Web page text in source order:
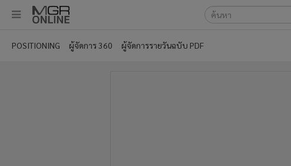
หน้าหลัก
POSITIONING ผู้จัดการ 360 ผู้จัดการรายวันฉบับ PDF